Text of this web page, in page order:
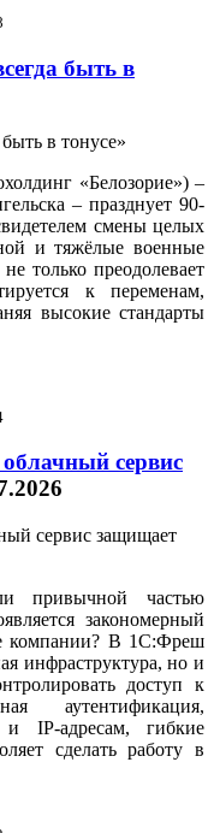
быть в
«Белозорие») –
– празднует 90-
смены целых
и тяжёлые военные
только преодолевает
к переменам,
высокие стандарты
сервис
привычной частью
закономерный
компании? В 1С:Фреш
инфраструктура, но и
доступ к
аутентификация,
IP-адресам, гибкие
сделать работу в